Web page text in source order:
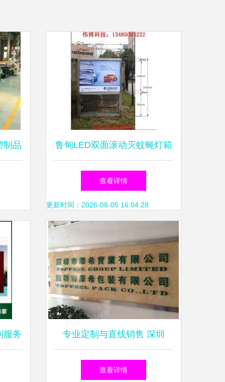
制品
品
鲁甸LED双面滚动灭蚊蝇灯箱
宿豫伟广告制品厂提供专业生
产与软件销售方案
查看详情
更新时间：2026-08-05 16:04:28
服务
案
专业定制与直线销售 深圳
LOGO金属招牌制作与软件销
查看详情